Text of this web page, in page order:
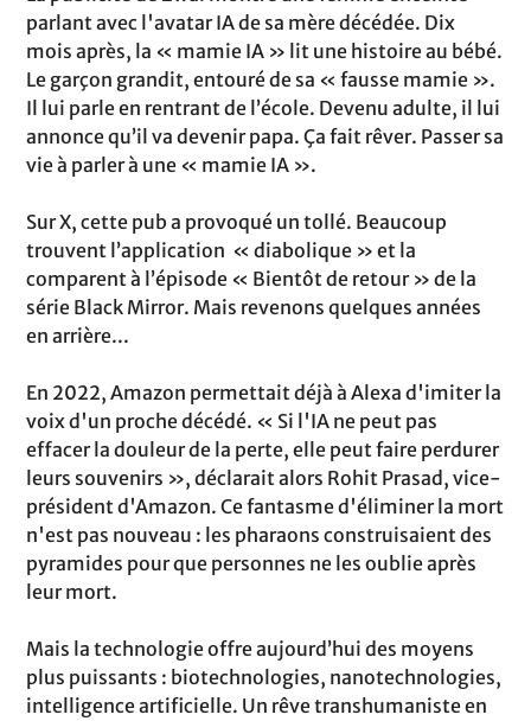
parlant avec l'avatar IA de sa mère décédée. Dix
mois après, la « mamie IA » lit une histoire au bébé.
Le garçon grandit, entouré de sa « fausse mamie ».
Il lui parle en rentrant de l’école. Devenu adulte, il lui
annonce qu’il va devenir papa. Ça fait rêver. Passer sa
vie à parler à une « mamie IA ».
Sur X, cette pub a provoqué un tollé. Beaucoup
trouvent l’application « diabolique » et la
comparent à l’épisode « Bientôt de retour » de la
série Black Mirror. Mais revenons quelques années
en arrière...
En 2022, Amazon permettait déjà à Alexa d'imiter la
voix d'un proche décédé. « Si l'IA ne peut pas
effacer la douleur de la perte, elle peut faire perdurer
leurs souvenirs », déclarait alors Rohit Prasad, vice-
président d'Amazon. Ce fantasme d'éliminer la mort
n'est pas nouveau : les pharaons construisaient des
pyramides pour que personnes ne les oublie après
leur mort.
Mais la technologie offre aujourd’hui des moyens
plus puissants : biotechnologies, nanotechnologies,
intelligence artificielle. Un rêve transhumaniste en